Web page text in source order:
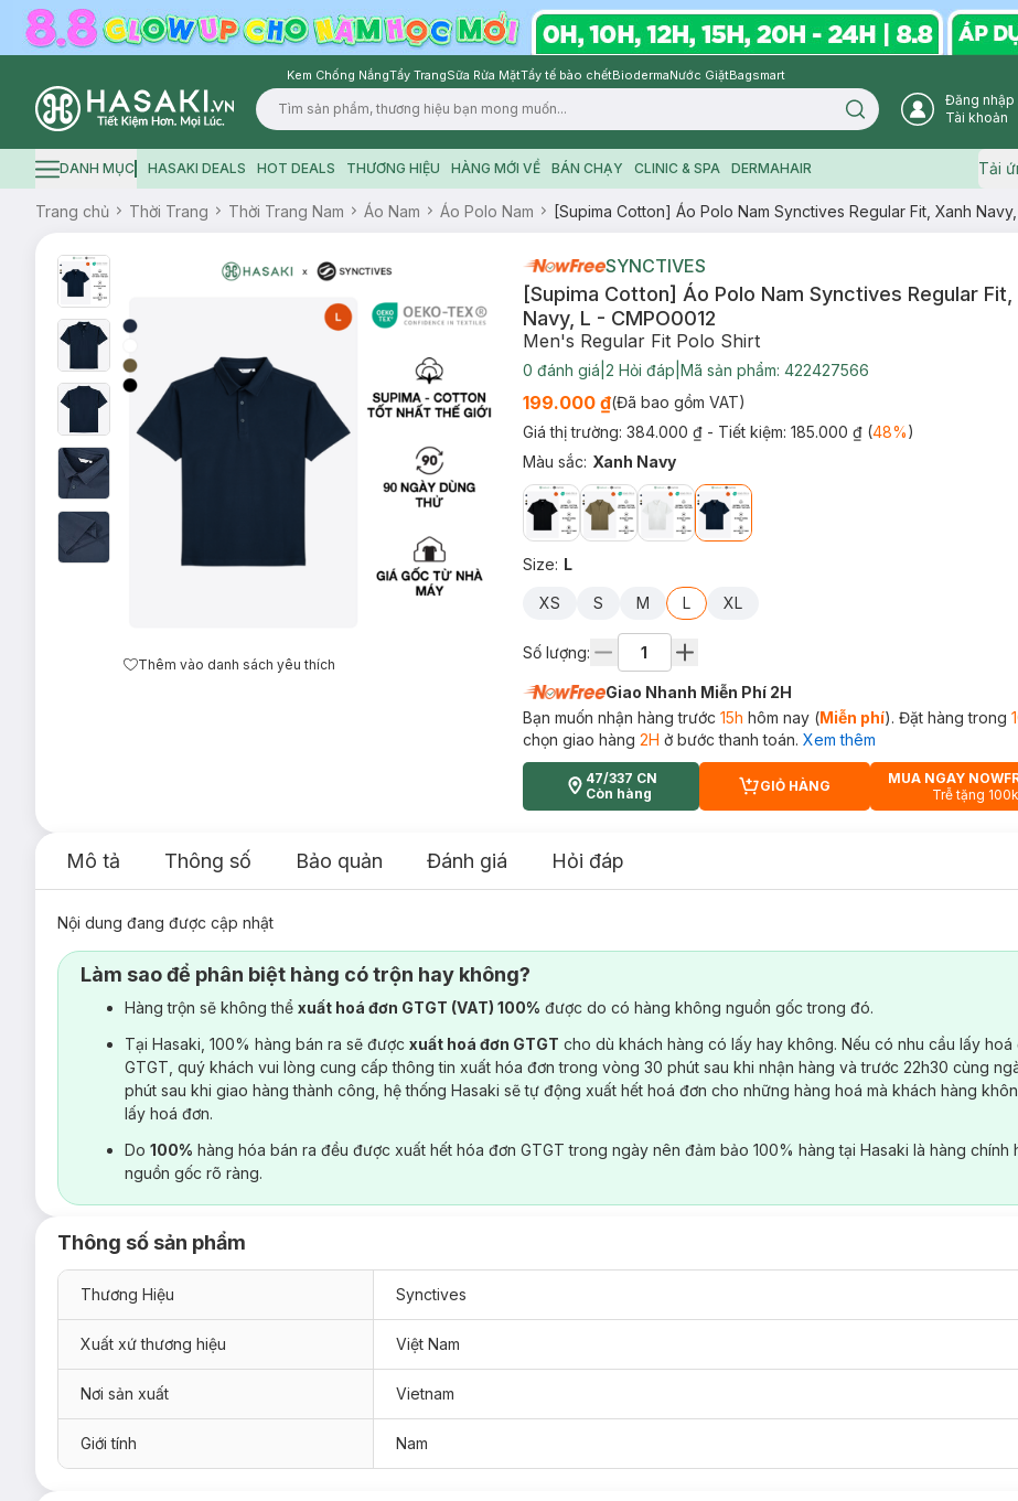
Kem Chống NắngTẩy TrangSữa Rửa MặtTẩy tế bào chếtBiodermaNước GiặtBagsmart
Logo
Search icon
Đăng nhập
Tài khoản
Hamburger icon
DANH MỤC HASAKI DEALS HOT DEALS THƯƠNG HIỆU HÀNG MỚI VỀ BÁN CHẠY CLINIC & SPA DERMAHAIR Tải
Trang chủ Thời Trang Thời Trang Nam Áo Nam Áo Polo Nam [Supima Cotton] Áo Polo Nam Synctives Regular Fit, Xanh
Thêm vào danh sách yêu thích
SYNCTIVES
[Supima Cotton] Áo Polo Nam Synctives Regular Fit,
Navy, L - CMPO0012
Men's Regular Fit Polo Shirt
0 đánh giá 2 Hỏi đáp Mã sản phẩm: 422427566
199.000 ₫(Đã bao gồm VAT)
Giá thị trường: 384.000 ₫ - Tiết kiệm: 185.000 ₫(48%)
Màu sắc: Xanh Navy
Size: L
XS S M L XL
Số lượng:
Giao Nhanh Miễn Phí 2H
Bạn muốn nhận hàng trước 15h hôm nay (Miễn phí). Đặt hàng trong
chọn giao hàng 2H ở bước thanh toán. Xem thêm
47/337 CN
Còn hàng
CART PLUS ICON
GIỎ HÀNG
MUA NGAY
Trễ tặng 100k
Mô tả Thông số Bảo quản Đánh giá Hỏi đáp
Nội dung đang được cập nhật
Làm sao để phân biệt hàng có trộn hay không?
Hàng trộn sẽ không thể xuất hoá đơn GTGT (VAT) 100% được do có hàng không nguồn gốc trong đó.
Tại Hasaki, 100% hàng bán ra sẽ được xuất hoá đơn GTGT cho dù khách hàng có lấy hay không. Nếu có nhu cầu lấy hoá
GTGT, quý khách vui lòng cung cấp thông tin xuất hóa đơn trong vòng 30 phút sau khi nhận hàng và trước 22h30 cùng
phút sau khi giao hàng thành công, hệ thống Hasaki sẽ tự động xuất hết hoá đơn cho những hàng hoá mà khách hàng
lấy hoá đơn.
Do 100% hàng hóa bán ra đều được xuất hết hóa đơn GTGT trong ngày nên đảm bảo 100% hàng tại Hasaki là hàng chính
nguồn gốc rõ ràng.
Thông số sản phẩm
Thương Hiệu Synctives
Xuất xứ thương hiệu Việt Nam
Nơi sản xuất Vietnam
Giới tính Nam